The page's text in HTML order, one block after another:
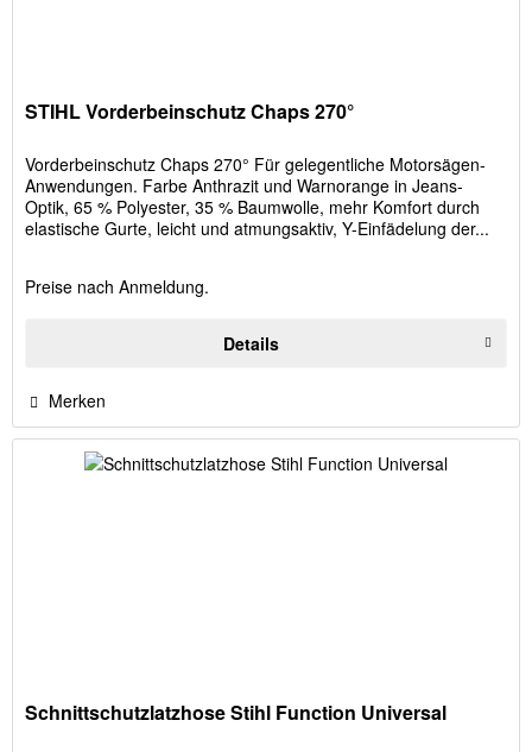
STIHL Vorderbeinschutz Chaps 270°
Vorderbeinschutz Chaps 270° Für gelegentliche Motorsägen-
Anwendungen. Farbe Anthrazit und Warnorange in Jeans-
Optik, 65 % Polyester, 35 % Baumwolle, mehr Komfort durch
elastische Gurte, leicht und atmungsaktiv, Y-Einfädelung der...
Preise nach Anmeldung.
Details
Merken
Schnittschutzlatzhose Stihl Function Universal